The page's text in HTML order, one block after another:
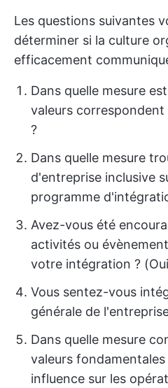
Les questions suivantes
déterminer si la culture
efficacement
Dans quelle mesure
valeurs
?
Dans quelle mesure
d'entreprise inclusive
programme
Avez-vous été
activités ou
votre intégration ?
Vous sentez-vous
générale de
Dans quelle mesure
valeurs
influence sur les